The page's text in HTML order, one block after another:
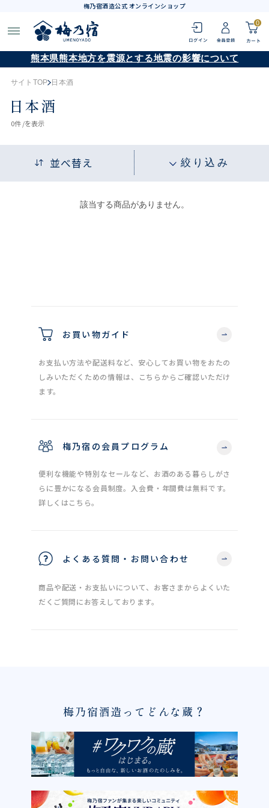
梅乃宿酒造公式 オンラインショップ
0
熊本県熊本地方を震源とする地震の影響について
サイトTOP 日本酒
日本酒
0件 /を表示
並べ替え 絞り込み
該当する商品がありません。
お買い物ガイド
お支払い方法や配送料など、安心してお買い物をおたの
しみいただくための情報は、こちらからご確認いただけ
ます。
梅乃宿の会員プログラム
便利な機能や特別なセールなど、お酒のある暮らしがさ
らに豊かになる会員制度。入会費・年間費は無料です。
詳しくはこちら。
よくある質問・お問い合わせ
商品や配送・お支払いについて、お客さまからよくいた
だくご質問にお答えしております。
梅乃宿酒造ってどんな蔵？